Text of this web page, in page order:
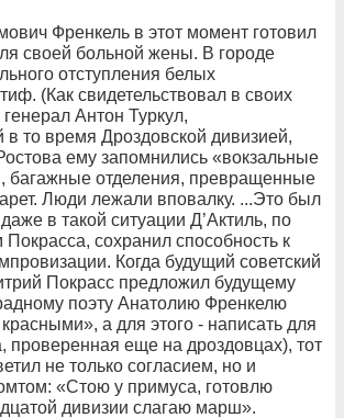
Френкель в этот момент готовил
своей больной жены. В городе
отступления белых
(Как свидетельствовал в своих
Антон Туркул,
то время Дроздовской дивизией,
ему запомнились «вокзальные
багажные отделения, превращенные
Люди лежали вповалку. ...Это был
в такой ситуации Д’Актиль, по
сохранил способность к
Когда будущий советский
Покрасс предложил будущему
поэту Анатолию Френкелю
а для этого - написать для
проверенная еще на дроздовцах), тот
не только согласием, но и
«Стою у примуса, готовлю
дивизии слагаю марш».